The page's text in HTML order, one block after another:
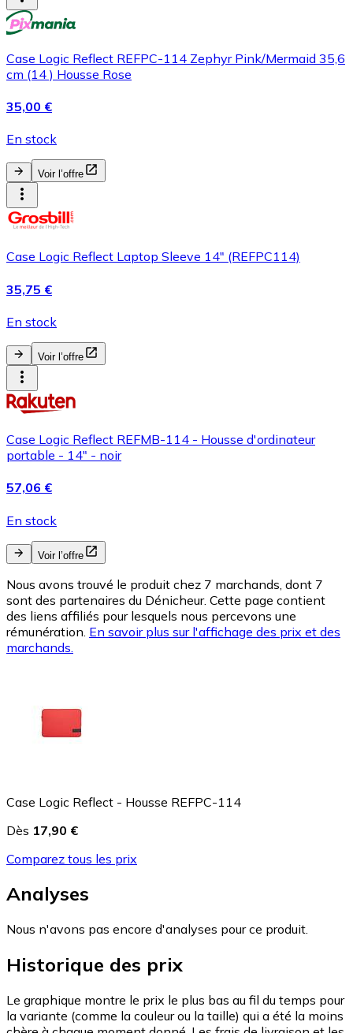
Case Logic Reflect REFPC-114 Zephyr Pink/Mermaid 35,6
cm (14 ) Housse Rose
35,00 €
En stock
Voir l’offre
Case Logic Reflect Laptop Sleeve 14" (REFPC114)
35,75 €
En stock
Voir l’offre
Case Logic Reflect REFMB-114 - Housse d'ordinateur
portable - 14" - noir
57,06 €
En stock
Voir l’offre
Nous avons trouvé le produit chez 7 marchands, dont 7
sont des partenaires du Dénicheur. Cette page contient
des liens affiliés pour lesquels nous percevons une
rémunération. En savoir plus sur l'affichage des prix et des
marchands.
Case Logic Reflect - Housse REFPC-114
Dès 17,90 €
Comparez tous les prix
Analyses
Nous n'avons pas encore d'analyses pour ce produit.
Historique des prix
Le graphique montre le prix le plus bas au fil du temps pour
la variante (comme la couleur ou la taille) qui a été la moins